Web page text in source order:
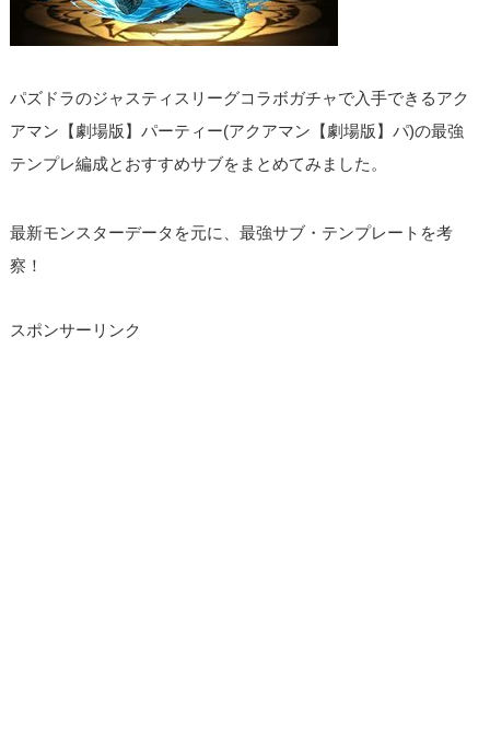
パズドラのジャスティスリーグコラボガチャで入手できるアク
アマン【劇場版】パーティー(アクアマン【劇場版】パ)の最強
テンプレ編成とおすすめサブをまとめてみました。
最新モンスターデータを元に、最強サブ・テンプレートを考
察！
スポンサーリンク